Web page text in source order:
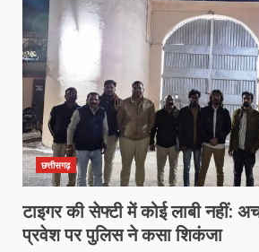
छत्तीसगढ़
टाइगर की सेफ्टी में कोई लाबी नहीं:
प्रवेश पर पुलिस ने कसा शिकंजा